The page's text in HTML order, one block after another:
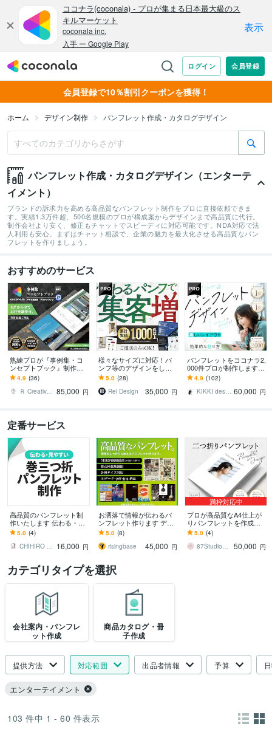
会員登録で10％割引クーポンを獲得！
ホーム デザイン制作 パンフレット作成・カタログデザイン
パンフレット作成・カタログデザイン（エンターテ
イメント）
ブランドの訴求力を高める高品質なパンフレット制作をプロに直接依頼できま
す。実績1.3万件超、500名規模のプロが構成案からデザインまで高品質に代行。
制作会社より安く、修正もチャットでスピーディに対応可能です。NDA対応で法
人利用も安心。まずはチャット相談で、企業の魅力を最大化させる高品質なパン
フレットを作りましょう。
おすすめのサービス
熟練プロが『事例集・コ
ンセプトブック』制作致
します 各専門分野の実務
歴12年～21年のデザイナ
ーメンバーがご対応
4.9 (36)
Ｒ Creative Design 85,000 円
様々なサイズに対応！パ
ンフ等のデザインをしま
す 印刷会社勤務デザイナ
ーが、デザインから入稿
データまで作ります
5.0 (28)
Rei Design
35,000 円
パンフレットをココナラ2,
000件プロが制作します
パンフレット・リーフレ
ット・カタログ・会社案
内 etc.
4.9 (102)
KIKKI design 60,000 円
定番サービス
高品質のパンフレット制
作いたします 伝わる・見
やすい巻三つ折パンフレ
ットをデザインします！
5.0 (4)
CHIHIRO DESIGN LAB 16,000 円
お洒落で情報が伝わるパ
ンフレット作ります デザ
イン業30年以上のプロが
デザインを手掛けます。
5.0 (8)
risingbase
45,000 円
満枠対応中
プロが高品質なA4仕上が
りパンフレットを作成し
ます 【二つ折り／4ペー
ジ】リーフレットデザイ
ンはお任せください
5.0 (4)
87Studio｜ハチナナスタジオ
50,000 円
カテゴリタイプを選択
会社案内・パンフレ
ット作成
商品カタログ・冊
子作成
提供方法 対応範囲 出品者情報 予算
エンターテイメント
103 件中 1 - 60 件表示